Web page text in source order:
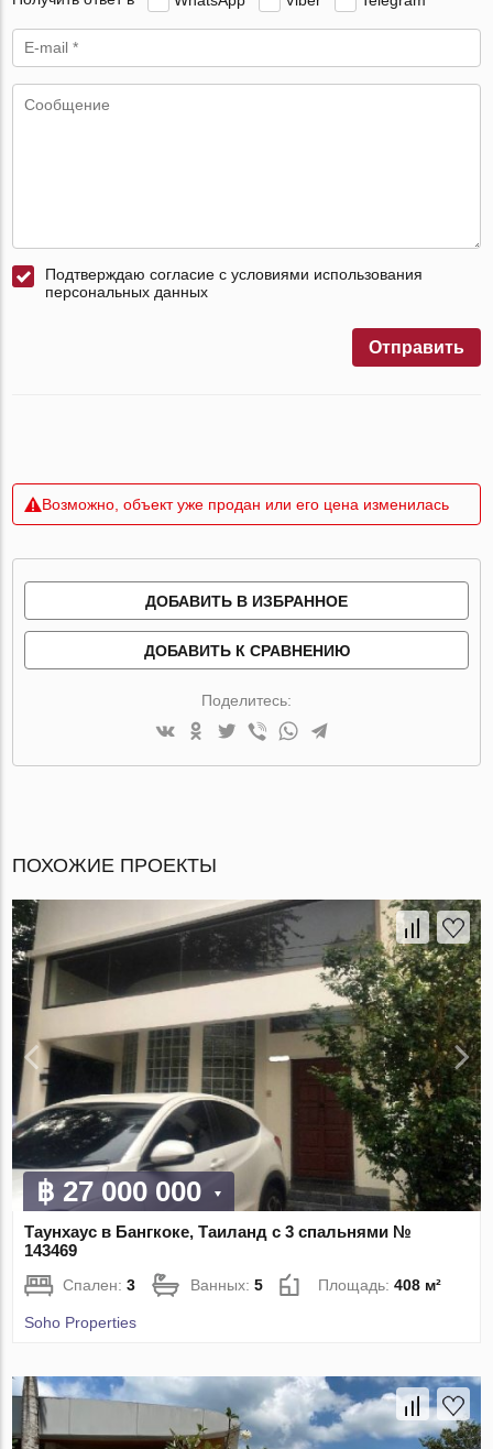
Подтверждаю согласие с условиями использования
персональных данных
Отправить
Возможно, объект уже продан или его цена изменилась
ДОБАВИТЬ В ИЗБРАННОЕ
ДОБАВИТЬ К СРАВНЕНИЮ
Поделитесь:
ПОХОЖИЕ ПРОЕКТЫ
฿ 27 000 000
Таунхаус в Бангкоке, Таиланд с 3 спальнями №
143469
Спален:3 Ванных:5 Площадь:408 м²
Soho Properties